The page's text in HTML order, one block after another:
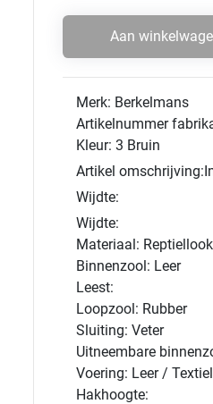
Aan
Merk: Berkelmans
Artikelnummer
Kleur: 3 Bruin
Artikel
Wijdte:
Wijdte:
Materiaal: Reptiellook
Binnenzool: Leer
Leest:
Loopzool: Rubber
Sluiting: Veter
Uitneembare
Voering: Leer /
Hakhoogte: